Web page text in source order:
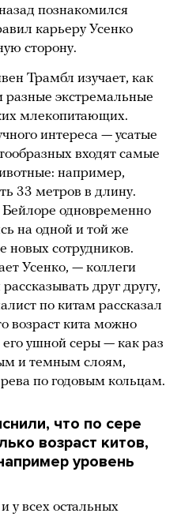
познакомился
карьеру Усенко
сторону.
Трамбл изучает, как
разные экстремальные
млекопитающих.
интереса — усатые
входят самые
например,
33 метров в длину.
Бейлоре одновременно
на одной и той же
новых сотрудников.
Усенко, — коллеги
друг другу,
по китам рассказал
возраст кита можно
ушной серы — как раз
и темным слоям,
по годовым кольцам.
что по сере
возраст китов,
уровень
у всех остальных